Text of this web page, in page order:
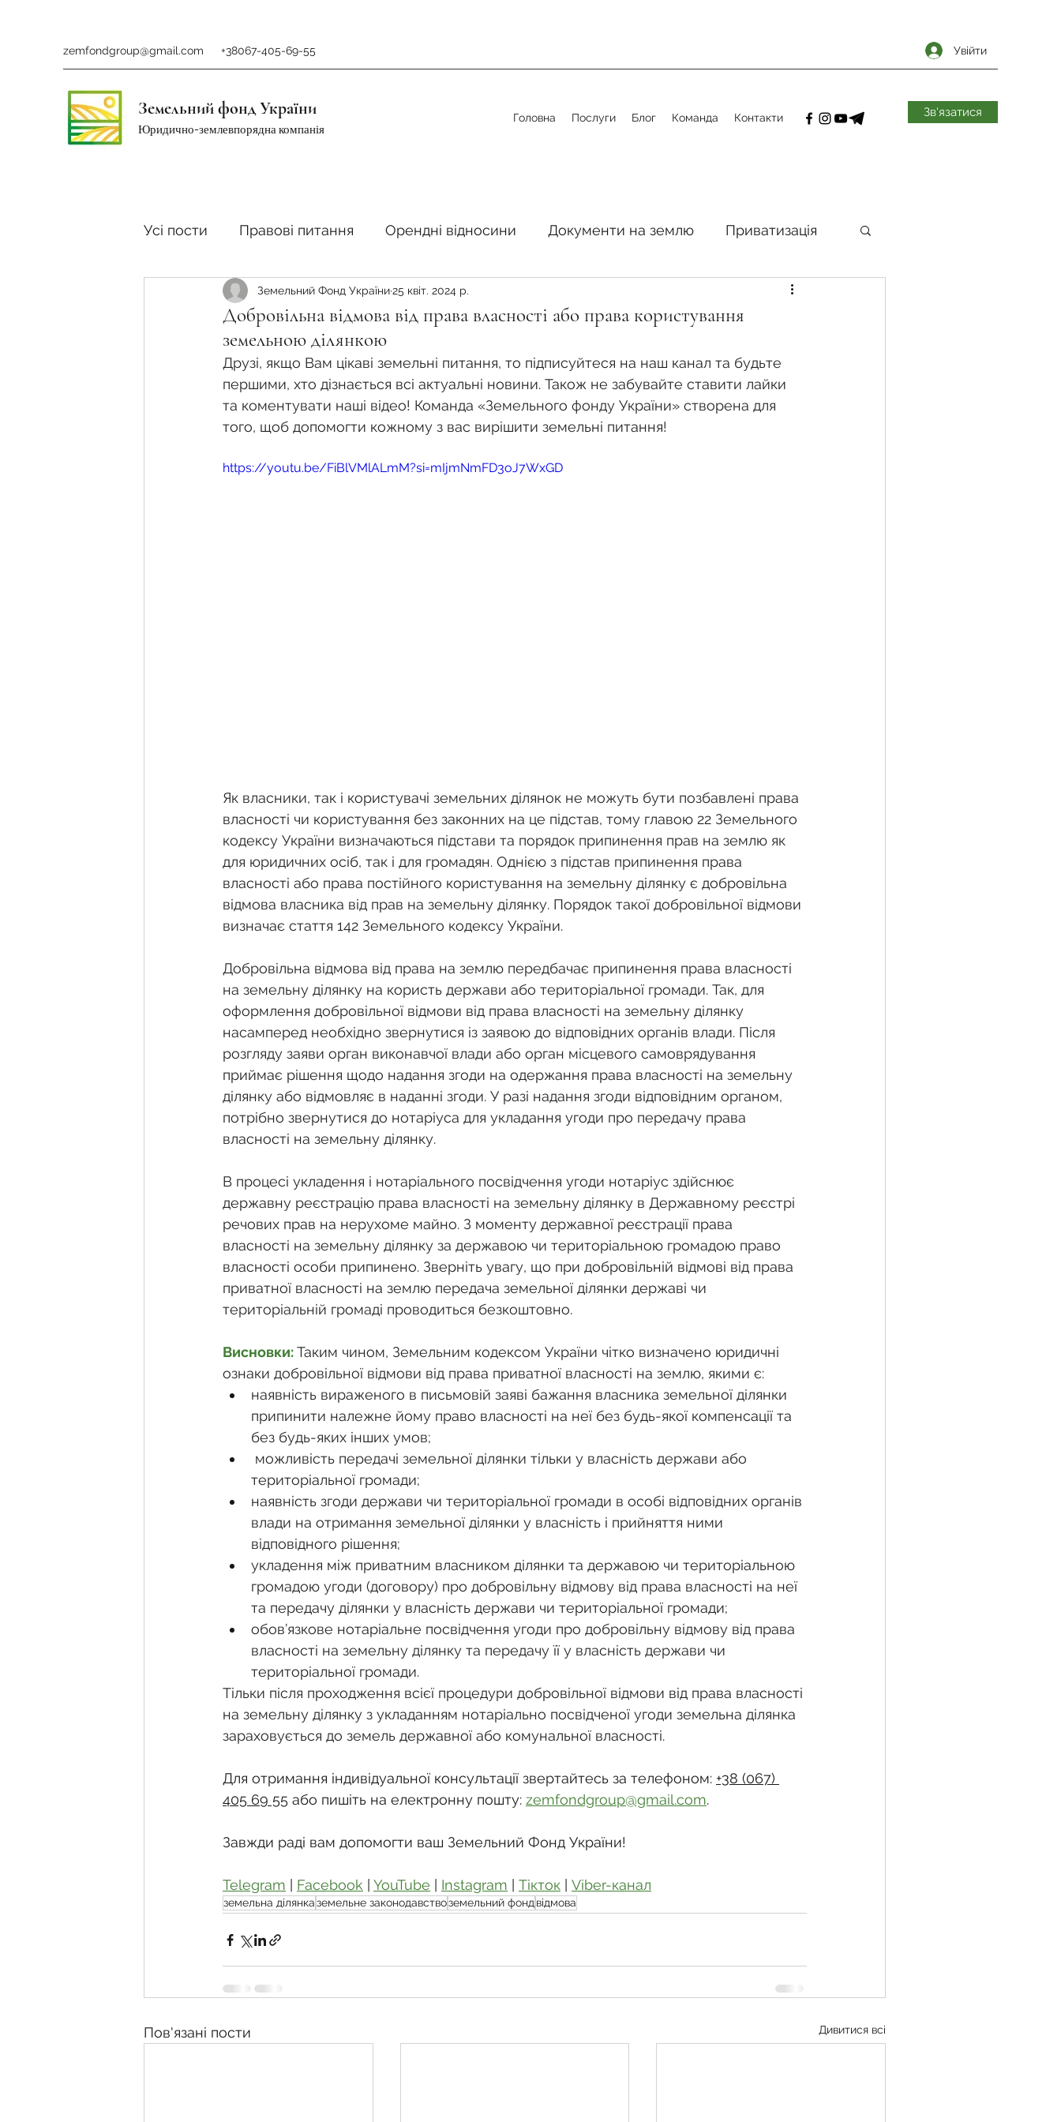
zemfondgroup@gmail.com +38067-405-69-55 Увійти
Земельний фонд України
Юридично-землевпорядна компанія
Головна Послуги Блог Команда Контакти Зв'язатися
Усі пости Правові питання Орендні відносини Документи на землю Приватизація
Ринок землі Податки стосовно земельної сфери Органи місцевого самоврядування
Фермерське господарство Спадкування земельної ділянки
Новини земельного законодавства Земельні питання Військова служба
Добровільна відмова від права власності або права користування
земельною ділянкою
Земельний Фонд України25 квіт. 2024 р.
Друзі, якщо Вам цікаві земельні питання, то підписуйтеся на наш канал та будьте
першими, хто дізнається всі актуальні новини. Також не забувайте ставити лайки
та коментувати наші відео! Команда «Земельного фонду України» створена для
того, щоб допомогти кожному з вас вирішити земельні питання!
https://youtu.be/FiBlVMlALmM?si=mIjmNmFD3oJ7WxGD
Як власники, так і користувачі земельних ділянок не можуть бути позбавлені права
власності чи користування без законних на це підстав, тому главою 22 Земельного
кодексу України визначаються підстави та порядок припинення прав на землю як
для юридичних осіб, так і для громадян. Однією з підстав припинення права
власності або права постійного користування на земельну ділянку є добровільна
відмова власника від прав на земельну ділянку. Порядок такої добровільної відмови
визначає стаття 142 Земельного кодексу України.
Добровільна відмова від права на землю передбачає припинення права власності
на земельну ділянку на користь держави або територіальної громади. Так, для
оформлення добровільної відмови від права власності на земельну ділянку
насамперед необхідно звернутися із заявою до відповідних органів влади. Після
розгляду заяви орган виконавчої влади або орган місцевого самоврядування
приймає рішення щодо надання згоди на одержання права власності на земельну
ділянку або відмовляє в наданні згоди. У разі надання згоди відповідним органом,
потрібно звернутися до нотаріуса для укладання угоди про передачу права
власності на земельну ділянку.
В процесі укладення і нотаріального посвідчення угоди нотаріус здійснює
державну реєстрацію права власності на земельну ділянку в Державному реєстрі
речових прав на нерухоме майно. З моменту державної реєстрації права
власності на земельну ділянку за державою чи територіальною громадою право
власності особи припинено. Зверніть увагу, що при добровільній відмові від права
приватної власності на землю передача земельної ділянки державі чи
територіальній громаді проводиться безкоштовно.
Висновки: Таким чином, Земельним кодексом України чітко визначено юридичні
ознаки добровільної відмови від права приватної власності на землю, якими є:
наявність вираженого в письмовій заяві бажання власника земельної ділянки
припинити належне йому право власності на неї без будь-якої компенсації та
без будь-яких інших умов;
територіальної громади;
наявність згоди держави чи територіальної громади в особі відповідних органів
влади на отримання земельної ділянки у власність і прийняття ними
відповідного рішення;
укладення між приватним власником ділянки та державою чи територіальною
громадою угоди (договору) про добровільну відмову від права власності на неї
та передачу ділянки у власність держави чи територіальної громади;
обов’язкове нотаріальне посвідчення угоди про добровільну відмову від права
власності на земельну ділянку та передачу її у власність держави чи
територіальної громади.
Тільки після проходження всієї процедури добровільної відмови від права власності
на земельну ділянку з укладанням нотаріально посвідченої угоди земельна ділянка
зараховується до земель державної або комунальної власності.
Для отримання індивідуальної консультації звертайтесь за телефоном: +38 (067)
405 69 55 або пишіть на електронну пошту: zemfondgroup@gmail.com.
Завжди раді вам допомогти ваш Земельний Фонд України!
Telegram Facebook YouTube Instagram Тікток Viber-канал
земельна ділянказемельне законодавствоземельний фондвідмова
Пов'язані пости Дивитися всі